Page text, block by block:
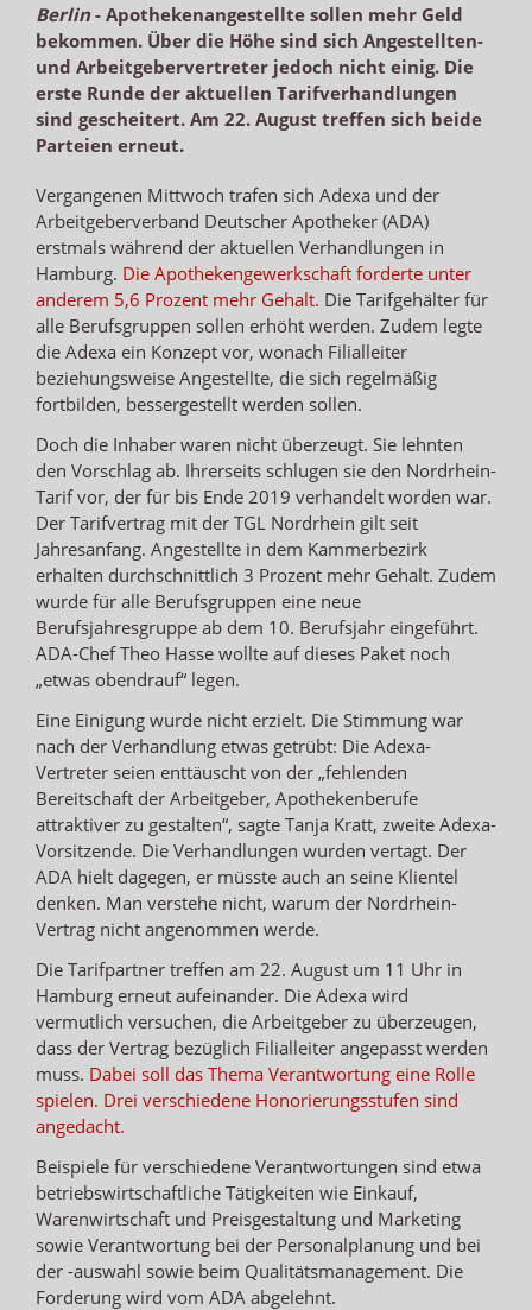
Berlin- Apothekenangestellte sollen mehr Geld
bekommen. Über die Höhe sind sich Angestellten-
und Arbeitgebervertreter jedoch nicht einig. Die
erste Runde der aktuellen Tarifverhandlungen
sind gescheitert. Am 22. August treffen sich beide
Parteien erneut.
Vergangenen Mittwoch trafen sich Adexa und der
Arbeitgeberverband Deutscher Apotheker (ADA)
erstmals während der aktuellen Verhandlungen in
Hamburg. Die Apothekengewerkschaft forderte unter
anderem 5,6 Prozent mehr Gehalt. Die Tarifgehälter für
alle Berufsgruppen sollen erhöht werden. Zudem legte
die Adexa ein Konzept vor, wonach Filialleiter
beziehungsweise Angestellte, die sich regelmäßig
fortbilden, bessergestellt werden sollen.
Doch die Inhaber waren nicht überzeugt. Sie lehnten
den Vorschlag ab. Ihrerseits schlugen sie den Nordrhein-
Tarif vor, der für bis Ende 2019 verhandelt worden war.
Der Tarifvertrag mit der TGL Nordrhein gilt seit
Jahresanfang. Angestellte in dem Kammerbezirk
erhalten durchschnittlich 3 Prozent mehr Gehalt. Zudem
wurde für alle Berufsgruppen eine neue
Berufsjahresgruppe ab dem 10. Berufsjahr eingeführt.
ADA-Chef Theo Hasse wollte auf dieses Paket noch
„etwas obendrauf“ legen.
Eine Einigung wurde nicht erzielt. Die Stimmung war
nach der Verhandlung etwas getrübt: Die Adexa-
Vertreter seien enttäuscht von der „fehlenden
Bereitschaft der Arbeitgeber, Apothekenberufe
attraktiver zu gestalten“, sagte Tanja Kratt, zweite Adexa-
Vorsitzende. Die Verhandlungen wurden vertagt. Der
ADA hielt dagegen, er müsste auch an seine Klientel
denken. Man verstehe nicht, warum der Nordrhein-
Vertrag nicht angenommen werde.
Die Tarifpartner treffen am 22. August um 11 Uhr in
Hamburg erneut aufeinander. Die Adexa wird
vermutlich versuchen, die Arbeitgeber zu überzeugen,
dass der Vertrag bezüglich Filialleiter angepasst werden
muss. Dabei soll das Thema Verantwortung eine Rolle
spielen. Drei verschiedene Honorierungsstufen sind
angedacht.
Beispiele für verschiedene Verantwortungen sind etwa
betriebswirtschaftliche Tätigkeiten wie Einkauf,
Warenwirtschaft und Preisgestaltung und Marketing
sowie Verantwortung bei der Personalplanung und bei
der -auswahl sowie beim Qualitätsmanagement. Die
Forderung wird vom ADA abgelehnt.